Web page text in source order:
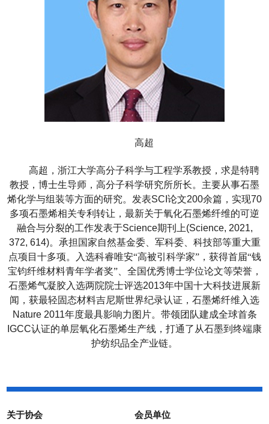
高超
高超，浙江大学高分子科学与工程学系教授，求是特聘
教授，博士生导师，高分子科学研究所所长。主要从事石墨
烯化学与组装等方面的研究。发表SCI 论文200余篇，实现70
多项石墨烯相关专利转让，最新关于氧化石墨烯纤维的可逆
融合与分裂的工作发表于Science期刊上(Science, 2021,
372, 614)。承担国家自然基金委、军科委、科技部等重大重
点项目十多项。入选科睿唯安“高被引科学家”，获得首届“钱
宝钧纤维材料青年学者奖”、全国优秀博士学位论文等荣誉，
石墨烯气凝胶入选两院院士评选2013年中国十大科技进展新
闻，获最轻固态材料吉尼斯世界纪录认证，石墨烯纤维入选
Nature 2011年度最具影响力图片。带领团队建成全球首条
IGCC认证的单层氧化石墨烯生产线，打通了从石墨到终端康
护纺织品全产业链。
关于协会 会员单位